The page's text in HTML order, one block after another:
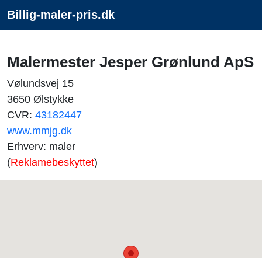
Billig-maler-pris.dk
Malermester Jesper Grønlund ApS
Vølundsvej 15
3650 Ølstykke
CVR: 43182447
www.mmjg.dk
Erhverv: maler
(Reklamebeskyttet)